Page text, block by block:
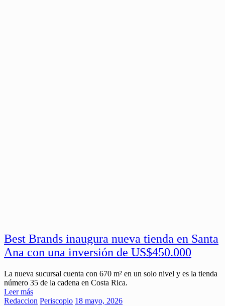
Best Brands inaugura nueva tienda en Santa
Ana con una inversión de US$450.000
La nueva sucursal cuenta con 670 m² en un solo nivel y es la tienda
número 35 de la cadena en Costa Rica.
Leer más
Redaccion Periscopio 18 mayo, 2026